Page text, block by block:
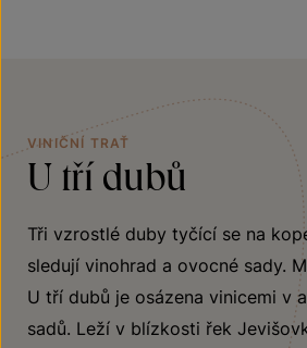
VINIČNÍ TRAŤ
U tří dubů
Tři vzrostlé duby tyčící se na
sledují vinohrad a ovocné sady.
U tří dubů je osázena vinicemi v
sadů. Leží v blízkosti řek